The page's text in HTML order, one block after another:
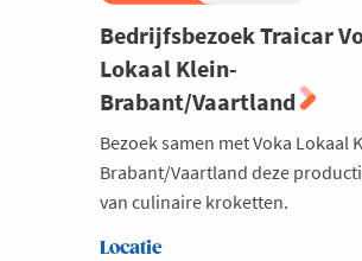
Bedrijfsbezoek Traicar
Lokaal Klein-
Brabant/Vaartland
Bezoek samen met Voka Lokaal
Brabant/Vaartland deze
van culinaire kroketten.
Locatie